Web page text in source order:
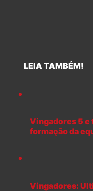
LEIA TAMBÉM!
Vingadores 5 e
formação da
Vingadores: